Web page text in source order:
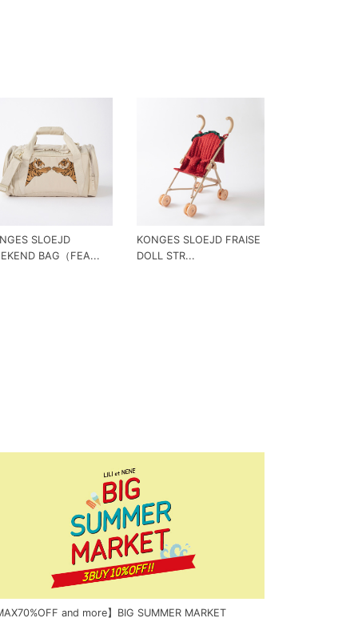
SLOEJD
BAG（FEA...
KONGES SLOEJD FRAISE
DOLL STR...
and more】BIG SUMMER MARKET